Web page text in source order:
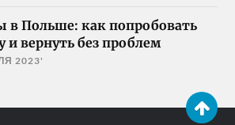
в Польше: как попробовать
и вернуть без проблем
2023'